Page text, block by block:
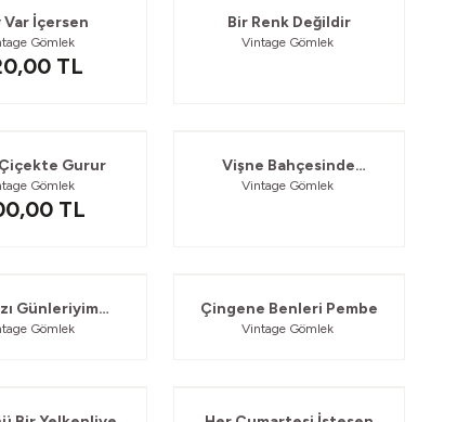
Var İçersen
Gömlek
TL
Bir Renk Değildir
Vintage Gömlek
Gurur
Gömlek
TL
Vişne Bahçesinde
Yüzünün
Vintage Gömlek
Günleriyim
Gömlek
Çingene Benleri Pembe
Vintage Gömlek